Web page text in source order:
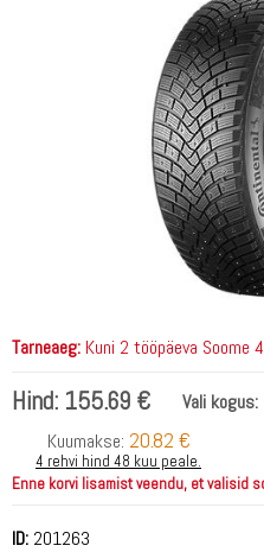
Tarneaeg: Kuni 2 tööpäeva Soome
Hind: 155.69 €
Vali kogus:
Kuumakse: 20.82 €
4 rehvi hind 48 kuu peale.
Enne korvi lisamist veendu, et valisid
ID: 201263